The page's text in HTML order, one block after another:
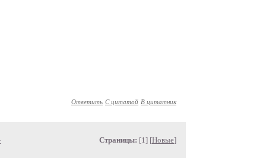
Ответить С цитатой В цитатник
Страницы: [1] [Новые]